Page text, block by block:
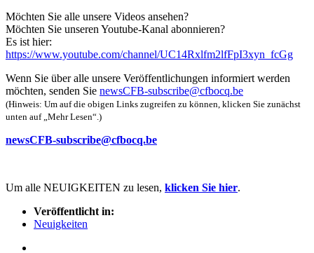
Möchten Sie alle unsere Videos ansehen?
Möchten Sie unseren Youtube-Kanal abonnieren?
Es ist hier:
https://www.youtube.com/channel/UC14Rxlfm2lfFpI3xyn_fcGg
Wenn Sie über alle unsere Veröffentlichungen informiert werden
möchten, senden Sie newsCFB-subscribe@cfbocq.be
(Hinweis: Um auf die obigen Links zugreifen zu können, klicken Sie zunächst
unten auf „Mehr Lesen“.)
newsCFB-subscribe@cfbocq.be
Um ​​alle NEUIGKEITEN zu lesen, klicken Sie hier.
Veröffentlicht in:
Neuigkeiten